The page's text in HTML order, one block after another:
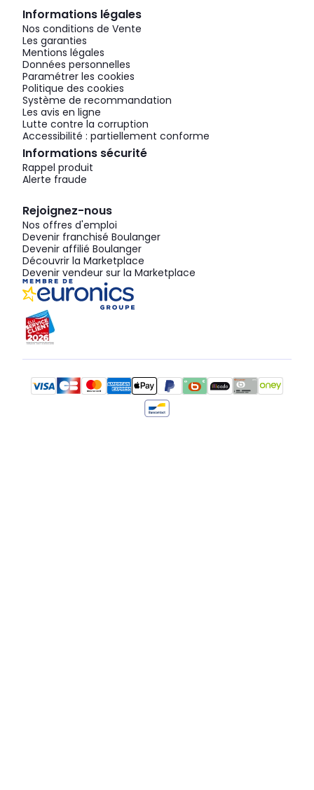
Informations légales
Nos conditions de Vente
Les garanties
Mentions légales
Données personnelles
Paramétrer les cookies
Politique des cookies
Système de recommandation
Les avis en ligne
Lutte contre la corruption
Accessibilité : partiellement conforme
Informations sécurité
Rappel produit
Alerte fraude
Rejoignez-nous
Nos offres d'emploi
Devenir franchisé Boulanger
Devenir affilié Boulanger
Découvrir la Marketplace
Devenir vendeur sur la Marketplace